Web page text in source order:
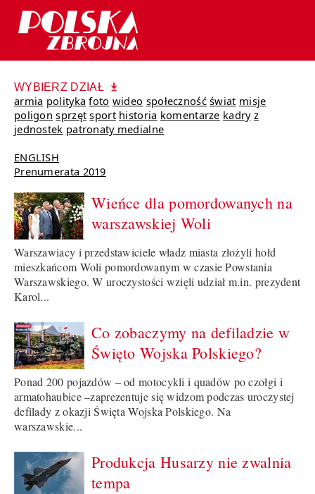
WYBIERZ DZIAŁ
armia polityka foto wideo społeczność świat misje
poligon sprzęt sport historia komentarze kadry z
jednostek patronaty medialne
ENGLISH
Prenumerata 2019
Wieńce dla pomordowanych na
warszawskiej Woli
Warszawiacy i przedstawiciele władz miasta złożyli hołd
mieszkańcom Woli pomordowanym w czasie Powstania
Warszawskiego. W uroczystości wzięli udział m.in. prezydent
Karol...
Co zobaczymy na defiladzie w
Święto Wojska Polskiego?
Ponad 200 pojazdów – od motocykli i quadów po czołgi i
armatohaubice –zaprezentuje się widzom podczas uroczystej
defilady z okazji Święta Wojska Polskiego. Na
warszawskie...
Produkcja Husarzy nie zwalnia
tempa